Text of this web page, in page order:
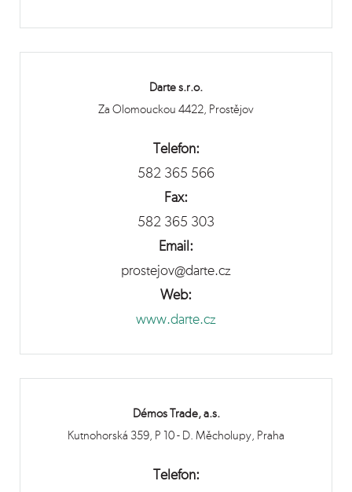
Darte s.r.o.
Za Olomouckou 4422, Prostějov
Telefon:
582 365 566
Fax:
582 365 303
Email:
prostejov@darte.cz
Web:
www.darte.cz
Démos Trade, a.s.
Kutnohorská 359, P 10 - D. Měcholupy, Praha
Telefon: